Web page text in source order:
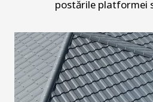
postările platformei